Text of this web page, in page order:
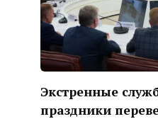
Экстренные
праздники